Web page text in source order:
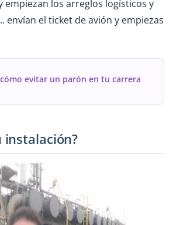
empiezan los arreglos logísticos y
envían el ticket de avión y empiezas
evitar un parón en tu carrera
instalación?